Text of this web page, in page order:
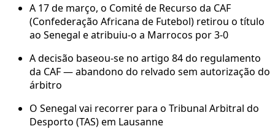
A 17 de março, o Comité de Recurso da CAF
(Confederação Africana de Futebol) retirou o título
ao Senegal e atribuiu-o a Marrocos por 3-0
A decisão baseou-se no artigo 84 do regulamento
da CAF — abandono do relvado sem autorização do
árbitro
O Senegal vai recorrer para o Tribunal Arbitral do
Desporto (TAS) em Lausanne